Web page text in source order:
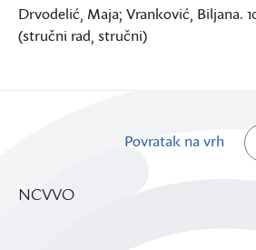
Drvodelić, Maja; Vranković, Biljana.
(stručni rad, stručni)
Povratak na vrh
NCVVO